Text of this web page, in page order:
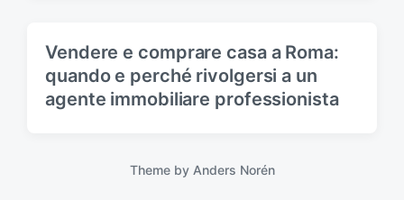
Vendere e comprare casa a Roma:
quando e perché rivolgersi a un
agente immobiliare professionista
Theme by Anders Norén